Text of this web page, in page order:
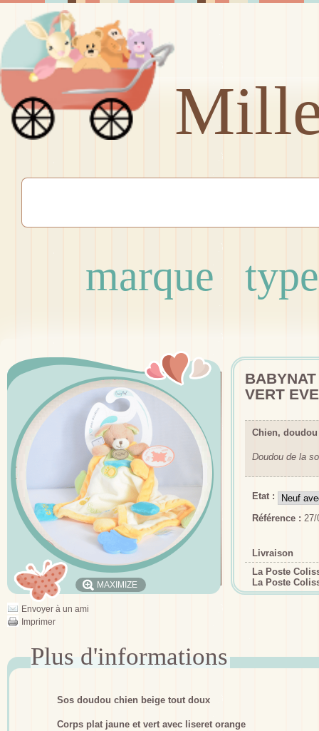
marque type
MAXIMIZE
Envoyer à un ami
Imprimer
VERT
Chien,
Doudou de la
Etat :
Référence : 27/
Livraison
La Poste
La Poste
Sos doudou chien beige tout doux
Corps plat jaune et vert avec liseret orange